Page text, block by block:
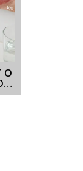
O